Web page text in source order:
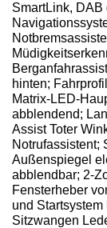
SmartLink,
hinten;
Matrix-LED-
abblendend;
Assist Toter
Notrufassistent;
Außenspiegel
abblendbar; 2-
Fensterheber
und
Sitzwangen